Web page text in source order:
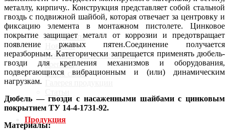
О компании
Документы
Новости
Производители метизов и
крепежа
Карта сайта
Продукция
металлу, кирпичу.. Конструкция представляет собой стальной
гвоздь с подвижной шайбой, которая отвечает за центровку и
фиксацию элемента в монтажном пистолете. Цинковое
покрытие защищает металл от коррозии и предотвращает
появление ржавых пятен.Соединение получается
неразборным. Категорически запрещается применять дюбель-
гвозди для крепления механизмов и оборудования,
подвергающихся вибрационным и (или) динамическим
нагрузкам.
Дюбель — гвозди с насаженными шайбами с цинковым
покрытием ТУ 14-4-1731-92.
Материалы: